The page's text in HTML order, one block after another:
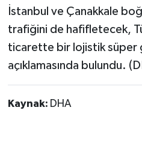
İstanbul ve Çanakkale
trafiğini de hafifletecek,
ticarette bir lojistik süper
açıklamasında bulundu.
Kaynak: DHA